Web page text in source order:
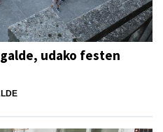
udako festen